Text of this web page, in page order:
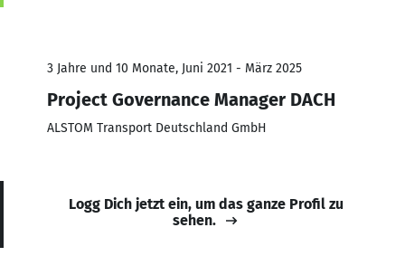
3 Jahre und 10 Monate, Juni 2021 - März 2025
Project Governance Manager DACH
ALSTOM Transport Deutschland GmbH
Logg Dich jetzt ein, um das ganze Profil zu
sehen.